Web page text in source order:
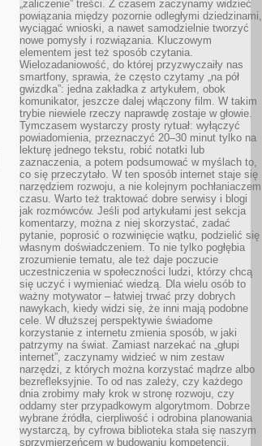
„zaliczenie” treści. Z czasem zaczynamy widzieć
powiązania między pozornie odległymi dziedzinami,
wyciągać wnioski, a nawet samodzielnie tworzyć
nowe pomysły i rozwiązania. Kluczowym
elementem jest też sposób czytania.
Wielozadaniowość, do której przyzwyczaiły nas
smartfony, sprawia, że często czytamy „na pół
gwizdka”: jedna zakładka z artykułem, obok
komunikator, jeszcze dalej włączony film. W takim
trybie niewiele rzeczy naprawdę zostaje w głowie.
Tymczasem wystarczy prosty rytuał: wyłączyć
powiadomienia, przeznaczyć 20–30 minut tylko na
lekturę jednego tekstu, robić notatki lub
zaznaczenia, a potem podsumować w myślach to,
co się przeczytało. W ten sposób internet staje się
narzędziem rozwoju, a nie kolejnym pochłaniaczem
czasu. Warto też traktować dobre serwisy i blogi
jak rozmówców. Jeśli pod artykułami jest sekcja
komentarzy, można z niej skorzystać, zadać
pytanie, poprosić o rozwinięcie wątku, podzielić się
własnym doświadczeniem. To nie tylko pogłębia
zrozumienie tematu, ale też daje poczucie
uczestniczenia w społeczności ludzi, którzy chcą
się uczyć i wymieniać wiedzą. Dla wielu osób to
ważny motywator – łatwiej trwać przy dobrych
nawykach, kiedy widzi się, że inni mają podobne
cele. W dłuższej perspektywie świadome
korzystanie z internetu zmienia sposób, w jaki
patrzymy na świat. Zamiast narzekać na „głupi
internet”, zaczynamy widzieć w nim zestaw
narzędzi, z których można korzystać mądrze albo
bezrefleksyjnie. To od nas zależy, czy każdego
dnia zrobimy mały krok w stronę rozwoju, czy
oddamy ster przypadkowym algorytmom. Dobrze
wybrane źródła, cierpliwość i odrobina planowania
wystarczą, by cyfrowa biblioteka stała się naszym
sprzymierzeńcem w budowaniu kompetencji,